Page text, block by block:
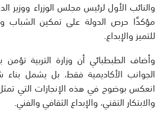
والنائب الأول لرئيس مجلس الوزراء ووزير
مؤكدًا حرص الدولة على تمكين الشباب
للتميز والإبداع.
وأضاف الطبطبائي أن وزارة التربية تؤمن
الجوانب الأكاديمية فقط، بل يشمل
انعكس بوضوح في هذه الإنجازات التي تمثل
والابتكار التقني، والإبداع الثقافي والفني.